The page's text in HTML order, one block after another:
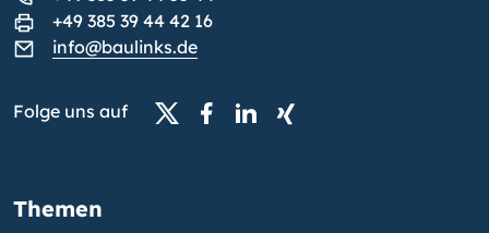
+49 385 39 44 42 16
info@baulinks.de
Folge uns auf
Themen